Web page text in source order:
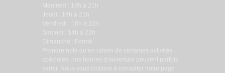
Mercredi : 18h à 21h
Jeudi : 18h à 21h
Vendredi : 16h à 22h
Samedi : 14h à 22h
Dimanche : Fermé
Prendre note qu’en raison de certaines activités
spéciales, nos heures d’ouverture peuvent parfois
varier. Nous vous invitons à consulter notre page